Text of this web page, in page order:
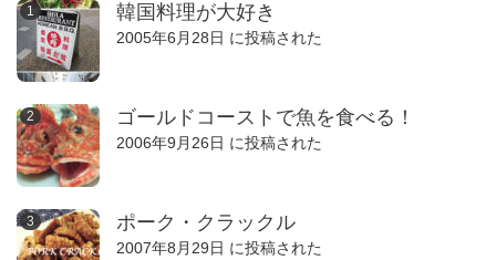
韓国料理が大好き
2005年6月28日 に投稿された
ゴールドコーストで魚を食べる！
2006年9月26日 に投稿された
ポーク・クラックル
2007年8月29日 に投稿された